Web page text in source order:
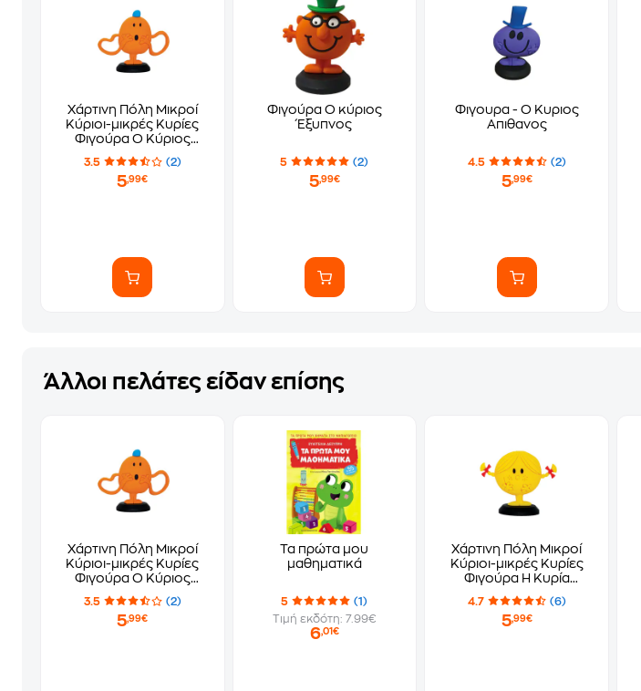
Χάρτινη Πόλη Μικροί
Κύριοι-μικρές Κυρίες
Φιγούρα Ο Κύριος
Γαργαλίτσας
3.5 (2)
5,99€
Φιγούρα Ο κύριος
Έξυπνος
5 (2)
5,99€
Φιγουρα - Ο Κυριος
Απιθανος
4.5 (2)
5,99€
Άλλοι πελάτες είδαν επίσης
Χάρτινη Πόλη Μικροί
Κύριοι-μικρές Κυρίες
Φιγούρα Ο Κύριος
Γαργαλίτσας
3.5 (2)
5,99€
Τα πρώτα μου
μαθηματικά
5
(1)
Τιμή εκδότη: 7.99€
6,01€
Χάρτινη Πόλη Μικροί
Κύριοι-μικρές Κυρίες
Φιγούρα Η Κυρία
Γελαστούλα
4.7 (6)
5,99€